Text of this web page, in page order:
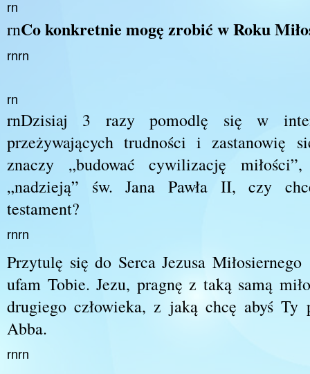
rn
rnCo konkretnie mogę zrobić w Roku
rnrn
rn
rnDzisiaj 3 razy pomodlę się w
przeżywających trudności i zastanowię
znaczy „budować cywilizację
„nadzieją” św. Jana Pawła II, czy
testament?
rnrn
Przytulę się do Serca Jezusa
ufam Tobie. Jezu, pragnę z taką samą
drugiego człowieka, z jaką chcę abyś Ty
Abba.
rnrn